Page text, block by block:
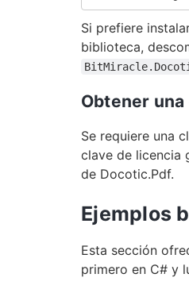
Si prefiere
biblioteca,
Obtener
Se requiere una
clave de licencia
de Docotic.Pdf.
Ejemplos
Esta sección
primero en C# y